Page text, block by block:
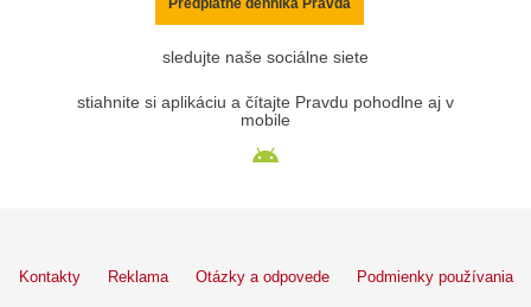
sledujte naše sociálne siete
stiahnite si aplikáciu a čítajte Pravdu pohodlne aj v
mobile
Kontakty Reklama Otázky a odpovede Podmienky používania